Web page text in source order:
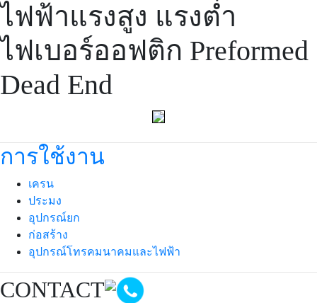
ไฟฟ้าแรงสูง แรงต่ำ
ไฟเบอร์ออฟติก Preformed
Dead End
การใช้งาน
เครน
ประมง
อุปกรณ์ยก
ก่อสร้าง
อุปกรณ์โทรคมนาคมและไฟฟ้า
CONTACT